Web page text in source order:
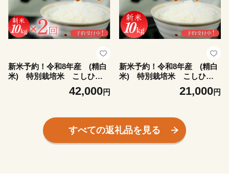
新米予約！令和8年産 (精白
米) 特別栽培米 こしひか
42,000円
新米予約！令和8年産 (精白
米) 特別栽培米 こしひか
21,000円
すべての返礼品を見る